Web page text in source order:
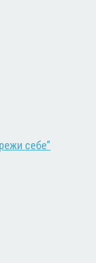
себе”